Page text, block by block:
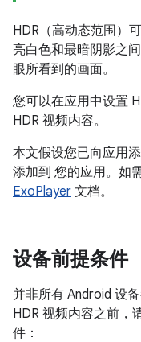
HDR（高动态范围）
亮白色和最暗阴影之
眼所看到的画面。
您可以在应用中设置
HDR 视频内容。
本文假设您已向应用
添加到 您的应用。如
ExoPlayer 文档。
设备前提条件
并非所有 Android 设
HDR 视频内容之前，
件：